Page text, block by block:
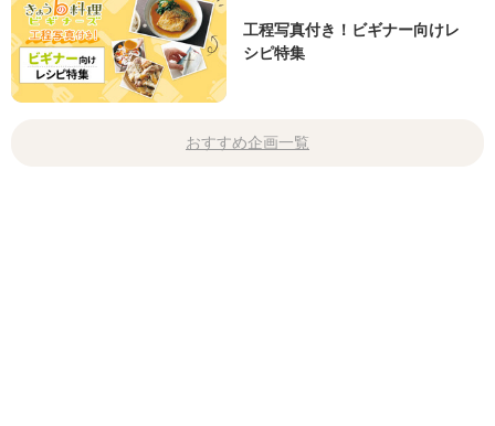
工程写真付き！ビギナー向けレ
シピ特集
おすすめ企画一覧